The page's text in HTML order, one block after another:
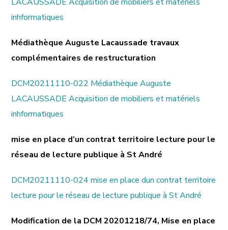
inhformatiques
Médiathèque Auguste Lacaussade travaux
complémentaires de restructuration
DCM20211110-022 Médiathèque Auguste
LACAUSSADE Acquisition de mobiliers et matériels
inhformatiques
mise en place d’un contrat territoire lecture pour le
réseau de lecture publique à St André
DCM20211110-024 mise en place dun contrat territoire
lecture pour le réseau de lecture publique à St André
Modification de la DCM 20201218/74, Mise en place